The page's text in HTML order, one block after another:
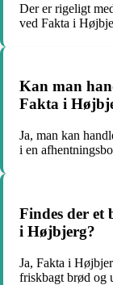
Der er rigeligt
ved Fakta i
Kan man
Fakta i
Ja, man kan
i en
Findes der et
i Højbjerg?
Ja, Fakta i
friskbagt brød og